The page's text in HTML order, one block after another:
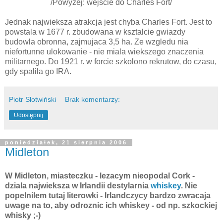
/Powyżej: wejście do Charles Fort/
Jednak najwieksza atrakcja jest chyba Charles Fort. Jest to
powstala w 1677 r. zbudowana w ksztalcie gwiazdy
budowla obronna, zajmujaca 3,5 ha. Ze wzgledu nia
niefortunne ulokowanie - nie miala wiekszego znaczenia
militarnego. Do 1921 r. w forcie szkolono rekrutow, do czasu,
gdy spalila go IRA.
Piotr Słotwiński Brak komentarzy:
Udostępnij
poniedziałek, 21 sierpnia 2006
Midleton
W Midleton, miasteczku - lezacym nieopodal Cork -
dziala najwieksza w Irlandii destylarnia whiskey. Nie
popelnilem tutaj literowki - Irlandczycy bardzo zwracaja
uwage na to, aby odroznic ich whiskey - od np. szkockiej
whisky ;-)